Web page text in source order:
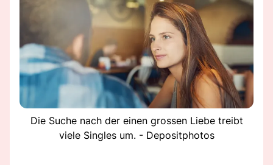
Die Suche nach der einen grossen Liebe treibt
viele Singles um. - Depositphotos